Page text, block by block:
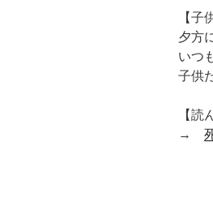
【子
夕方
いつ
子供
【読
→